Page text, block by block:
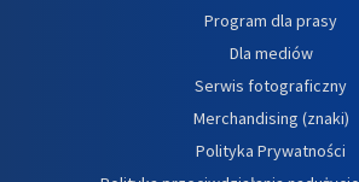
Program dla prasy
Dla mediów
Serwis fotograficzny
Merchandising (znaki)
Polityka Prywatności